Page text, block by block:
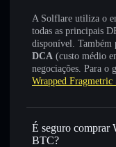
A Solflare utiliza o
todas as principais
disponível. Também
DCA (custo médio
negociações. Para o
Wrapped Fragmetric
É seguro comprar
BTC?